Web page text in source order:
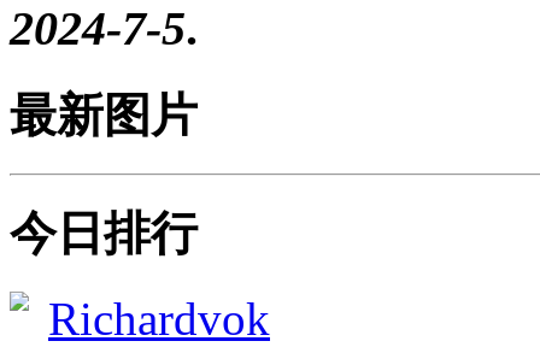
2024-7-5.
最新图片
今日排行
Richardvok